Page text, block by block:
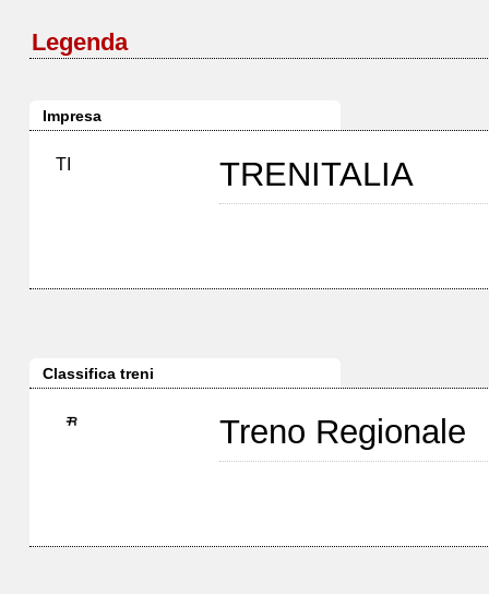
Legenda
Impresa
TI TRENITALIA
Classifica treni
Treno Regionale